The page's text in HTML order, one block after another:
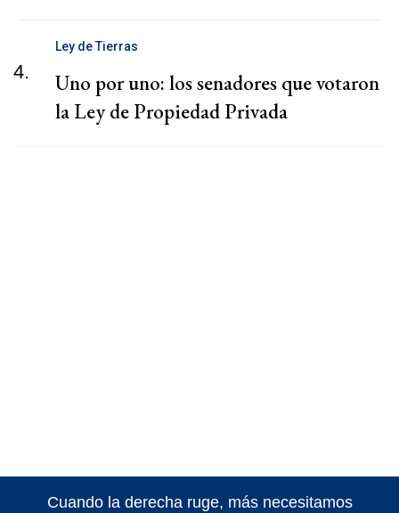
4.
Ley de Tierras
Uno por uno: los senadores que votaron
la Ley de Propiedad Privada
Cuando la derecha ruge, más necesitamos